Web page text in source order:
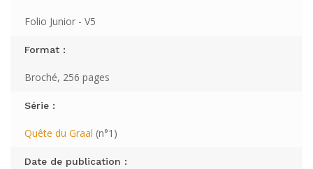
Folio Junior - V5
Format :
Broché, 256 pages
Série :
Quête du Graal (n°1)
Date de publication :